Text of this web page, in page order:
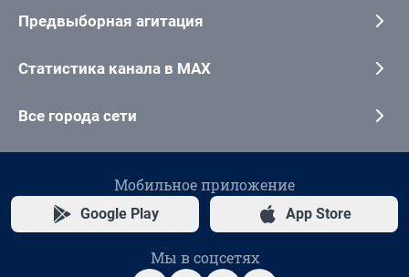
Предвыборная агитация
Статистика канала в MAX
Все города сети
Мобильное приложение
Google Play App Store
Мы в соцсетях